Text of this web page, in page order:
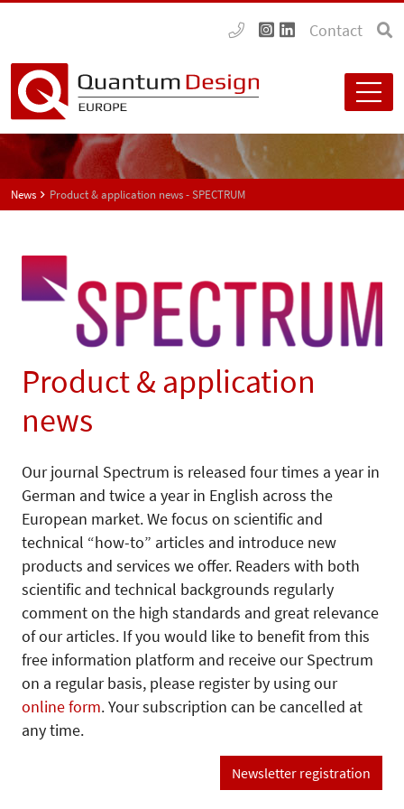
Contact
News Product & application news - SPECTRUM
Product & application
news
Our journal Spectrum is released four times a year in
German and twice a year in English across the
European market. We focus on scientific and
technical “how-to” articles and introduce new
products and services we offer. Readers with both
scientific and technical backgrounds regularly
comment on the high standards and great relevance
of our articles. If you would like to benefit from this
free information platform and receive our Spectrum
on a regular basis, please register by using our
online form. Your subscription can be cancelled at
any time.
Newsletter registration